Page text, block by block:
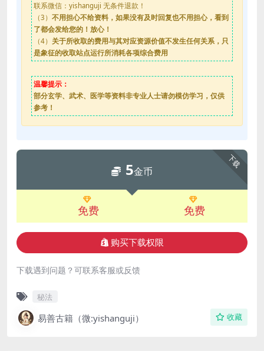
联系微信：yishanguji 无条件退款！
（3） 不用担心不给资料，如果没有及时回复也不用担心，看到
了都会发给您的！放心！
（4） 关于所收取的费用与其对应资源价值不发生任何关系，只
是象征的收取站点运行所消耗各项综合费用
温馨提示：
部分玄学、武术、医学等资料非专业人士请勿模仿学习，仅供
参考！
下载
5金币
免费 免费
购买下载权限
下载遇到问题？可联系客服或反馈
秘法
易善古籍（微:yishanguji） 收藏